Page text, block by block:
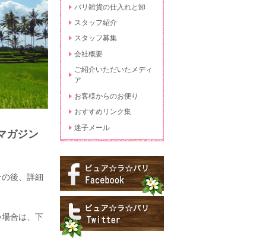
ガジン
後、詳細
合は、下
バリ雑貨の仕入れと卸
スタッフ紹介
スタッフ募集
会社概要
ご紹介いただいたメディ
ア
お客様からのお便り
おすすめリンク集
迷子メール